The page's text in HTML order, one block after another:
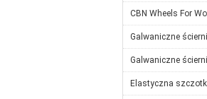
CBN Wheels For
Galwaniczne
Galwaniczne
Elastyczna